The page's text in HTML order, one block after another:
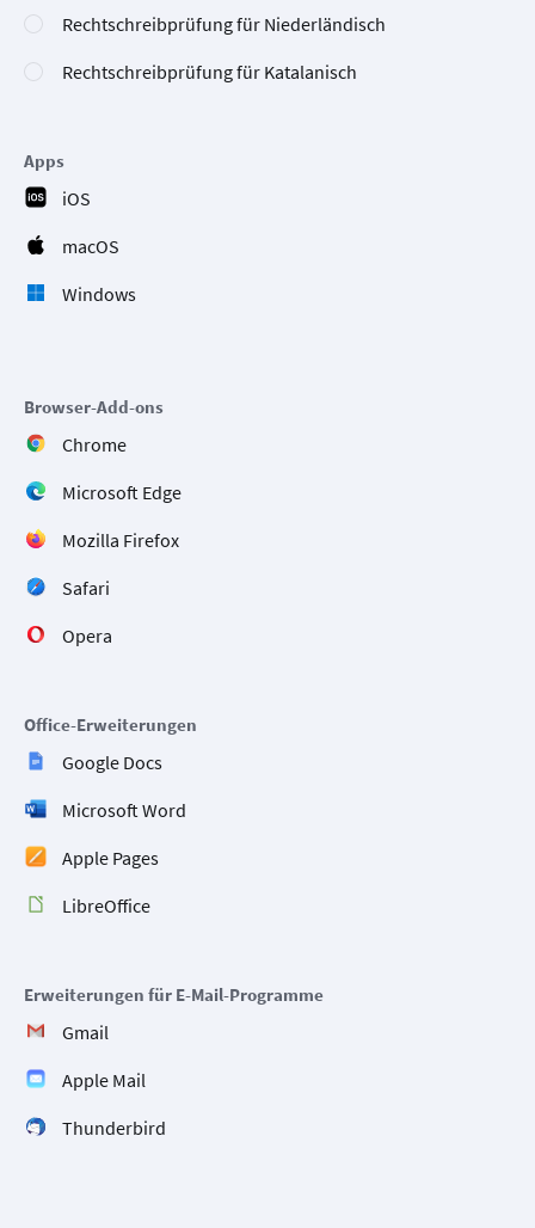
Rechtschreibprüfung für Niederländisch
Rechtschreibprüfung für Katalanisch
Apps
iOS
macOS
Windows
Browser-Add-ons
Chrome
Microsoft Edge
Mozilla Firefox
Safari
Opera
Office-Erweiterungen
Google Docs
Microsoft Word
Apple Pages
LibreOffice
Erweiterungen für E-Mail-Programme
Gmail
Apple Mail
Thunderbird